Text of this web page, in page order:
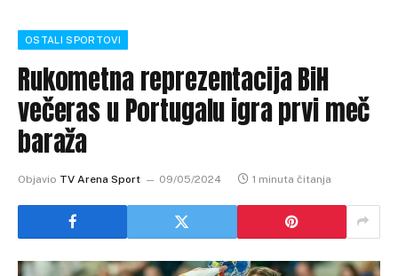
OSTALI SPORTOVI
Rukometna reprezentacija BiH
večeras u Portugalu igra prvi meč
baraža
Objavio TV Arena Sport 09/05/2024 1 minuta čitanja